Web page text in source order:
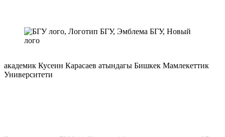
академик Кусеин Карасаев атындагы Бишкек Мамлекеттик
Университети